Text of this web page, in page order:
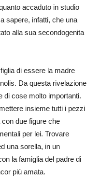
accaduto in studio
sapere, infatti, che una
alla sua secondogenita
di essere la madre
Da questa rivelazione
di cose molto importanti.
insieme tutti i pezzi
due figure che
per lei. Trovare
una sorella, in un
la famiglia del padre di
più amata.